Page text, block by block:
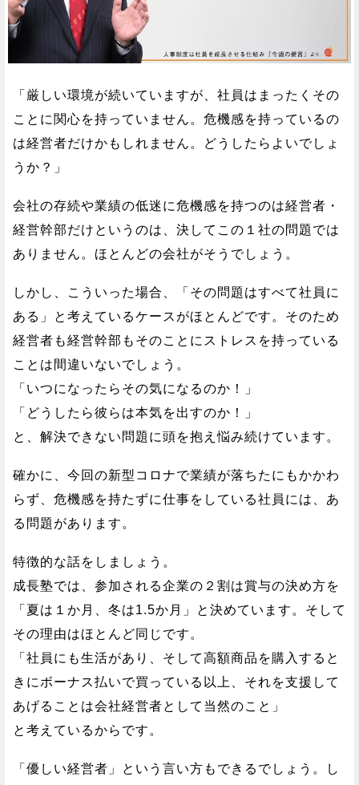
「厳しい環境が続いていますが、社員はまったくその
ことに関心を持っていません。危機感を持っているの
は経営者だけかもしれません。どうしたらよいでしょ
うか？」
会社の存続や業績の低迷に危機感を持つのは経営者・
経営幹部だけというのは、決してこの１社の問題では
ありません。ほとんどの会社がそうでしょう。
しかし、こういった場合、「その問題はすべて社員に
ある」と考えているケースがほとんどです。そのため
経営者も経営幹部もそのことにストレスを持っている
ことは間違いないでしょう。
「いつになったらその気になるのか！」
「どうしたら彼らは本気を出すのか！」
と、解決できない問題に頭を抱え悩み続けています。
確かに、今回の新型コロナで業績が落ちたにもかかわ
らず、危機感を持たずに仕事をしている社員には、あ
る問題があります。
特徴的な話をしましょう。
成長塾では、参加される企業の２割は賞与の決め方を
「夏は１か月、冬は1.5か月」と決めています。そして
その理由はほとんど同じです。
「社員にも生活があり、そして高額商品を購入すると
きにボーナス払いで買っている以上、それを支援して
あげることは会社経営者として当然のこと」
と考えているからです。
「優しい経営者」という言い方もできるでしょう。し